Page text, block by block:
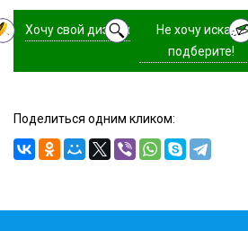
Хочу свой дизайн
Не хочу искать,
подберите!
Поделиться одним кликом: